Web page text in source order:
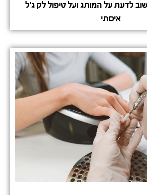
לדעת על המותג ועל טיפול לק ג'ל
איכותי